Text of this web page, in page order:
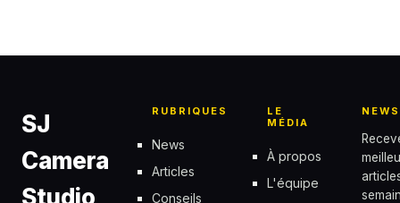
SJ
Camera
Studio
RUBRIQUES
News
Articles
Conseils
LE
MÉDIA
À propos
L'équipe